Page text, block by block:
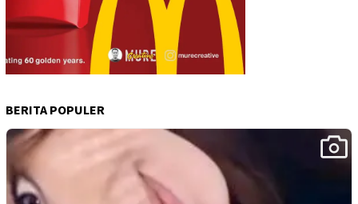
BERITA POPULER